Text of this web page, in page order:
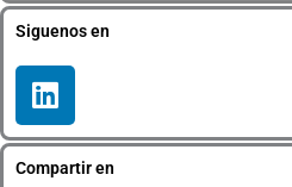
Siguenos en
L
i
n
k
Compartir en